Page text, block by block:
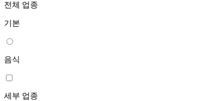
전체 업종
기본
음식
세부 업종